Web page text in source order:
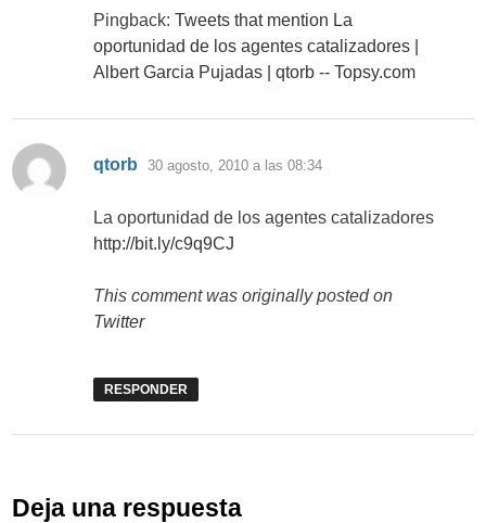
Pingback:Tweets that mention La
oportunidad de los agentes catalizadores |
Albert Garcia Pujadas | qtorb -- Topsy.com
qtorb dice:
30 agosto, 2010 a las 08:34
La oportunidad de los agentes catalizadores
http://bit.ly/c9q9CJ
This comment was originally posted on
Twitter
RESPONDER
Deja una respuesta